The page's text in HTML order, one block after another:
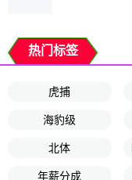
热门标签
虎捕
海豹级
北体
年薪分成